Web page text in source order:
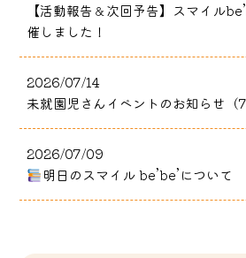
【活動報告＆次回予告】スマイル
催しました！
2026/07/14
未就園児さんイベントのお知らせ（7
2026/07/09
明日のスマイル be’be’について